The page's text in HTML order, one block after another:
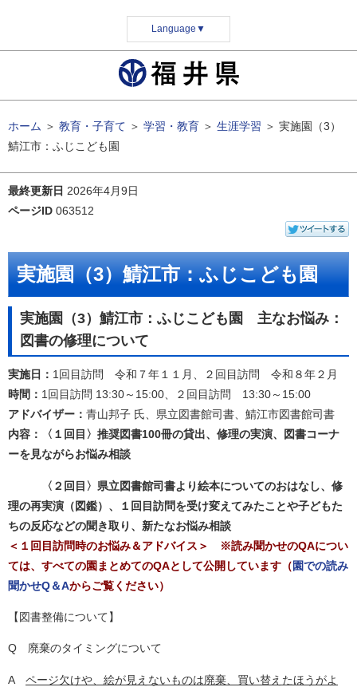
Language ▼
ホーム ＞ 教育・子育て ＞ 学習・教育 ＞ 生涯学習 ＞ 実施園（3）
鯖江市：ふじこども園
最終更新日 2026年4月9日
ページID 063512
実施園（3）鯖江市：ふじこども園
実施園（3）鯖江市：ふじこども園 主なお悩み：
図書の修理について
実施日： 1回目訪問
令和７年１１月、２回目訪問 令和８年２月
時間： 1回目訪問 13:30～15:00、２回目訪問 13:30～15:00
アドバイザー： 青山邦子 氏、県立図書館司書、鯖江市図書館司書
内容：〈１回目〉推奨図書100冊の貸出、修理の実演、図書コーナ
ーを見ながらお悩み相談
〈２回目〉県立図書館司書より絵本についてのおはなし、修
理の再実演（図鑑）、１回目訪問を受け変えてみたことや子どもた
ちの反応などの聞き取り、新たなお悩み相談
＜１回目訪問時のお悩み＆アドバイス＞ ※読み聞かせのQAについ
ては、すべての園まとめてのQAとして公開しています（園での読み
聞かせQ＆Aからご覧ください）
【図書整備について】
Q 廃棄のタイミングについて
A ページ欠けや、絵が見えないものは廃棄、買い替えたほうがよ